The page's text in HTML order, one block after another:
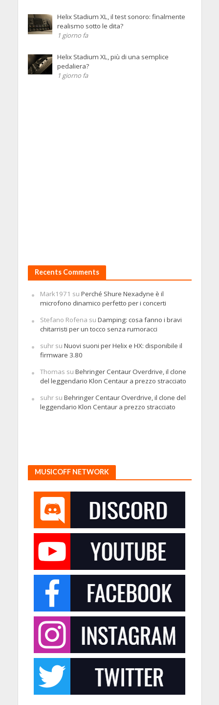
Helix Stadium XL, il test sonoro: finalmente
realismo sotto le dita?
1 giorno fa
Helix Stadium XL, più di una semplice
pedaliera?
1 giorno fa
Recents Comments
Mark1971 su Perché Shure Nexadyne è il
microfono dinamico perfetto per i concerti
Stefano Rofena su Damping: cosa fanno i bravi
chitarristi per un tocco senza rumoracci
suhrsu Nuovi suoni per Helix e HX: disponibile il
firmware 3.80
Thomas su Behringer Centaur Overdrive, il clone
del leggendario Klon Centaur a prezzo stracciato
suhrsu Behringer Centaur Overdrive, il clone del
leggendario Klon Centaur a prezzo stracciato
MUSICOFF NETWORK